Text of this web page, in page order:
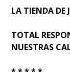
LA TIENDA DE
TOTAL
NUESTRAS